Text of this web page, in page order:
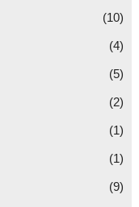
(10)
(4)
(5)
(2)
(1)
(1)
(9)